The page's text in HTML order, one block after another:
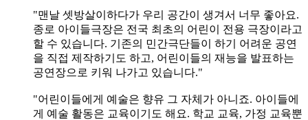
"맨날 셋방살이하다가 우리 공간이 생겨서 너무 좋아요.
종로 아이들극장은 전국 최초의 어린이 전용 극장이라고
할 수 있습니다. 기존의 민간극단들이 하기 어려운 공연
을 직접 제작하기도 하고, 어린이들의 재능을 발표하는
공연장으로 키워 나가고 있습니다."
"어린이들에게 예술은 향유 그 자체가 아니죠. 아이들에
게 예술 활동은 교육이기도 해요. 학교 교육, 가정 교육뿐